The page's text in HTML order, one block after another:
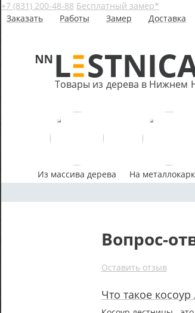
+7 (831) 200-48-88 Бесплатный замер*
Товары из дерева в Нижнем
Заказать Работы Замер Доставка
Из массива дерева На
Вопрос-
Оставить отзыв
Что такое